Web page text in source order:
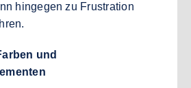
hingegen zu Frustration
und